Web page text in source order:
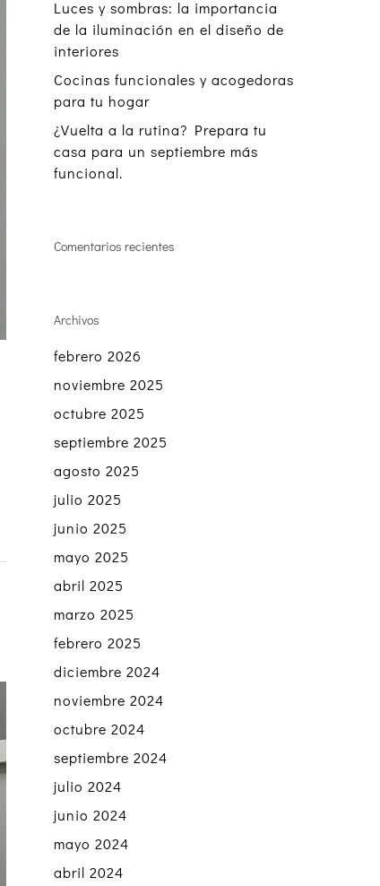
Luces y sombras: la importancia
de la iluminación en el diseño de
interiores
Cocinas funcionales y acogedoras
para tu hogar
¿Vuelta a la rutina? Prepara tu
casa para un septiembre más
funcional.
Comentarios recientes
Archivos
febrero 2026
noviembre 2025
octubre 2025
septiembre 2025
agosto 2025
julio 2025
junio 2025
mayo 2025
abril 2025
marzo 2025
febrero 2025
diciembre 2024
noviembre 2024
octubre 2024
septiembre 2024
julio 2024
junio 2024
mayo 2024
abril 2024